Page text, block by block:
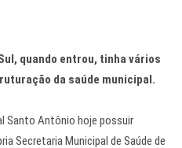
quando entrou, tinha vários
da saúde municipal.
Santo Antônio hoje possuir
Secretaria Municipal de Saúde de